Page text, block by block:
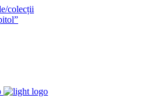
colecții